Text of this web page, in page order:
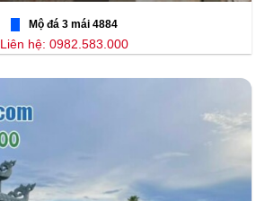
Mộ đá 3 mái 4884
Liên hệ: 0982.583.000